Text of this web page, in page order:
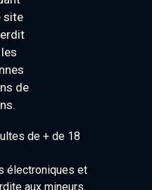
de + de 18
électroniques et
aux mineurs.